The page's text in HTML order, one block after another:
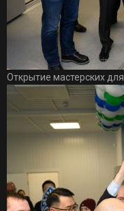
Открытие мастерских